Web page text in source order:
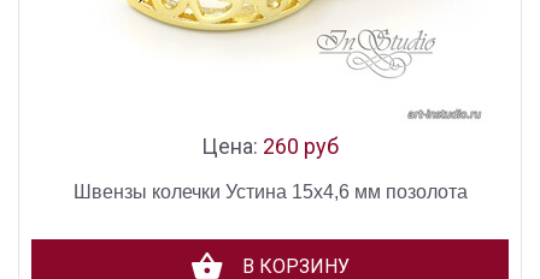
Цена: 260 руб
Швензы колечки Устина 15х4,6 мм позолота
В КОРЗИНУ